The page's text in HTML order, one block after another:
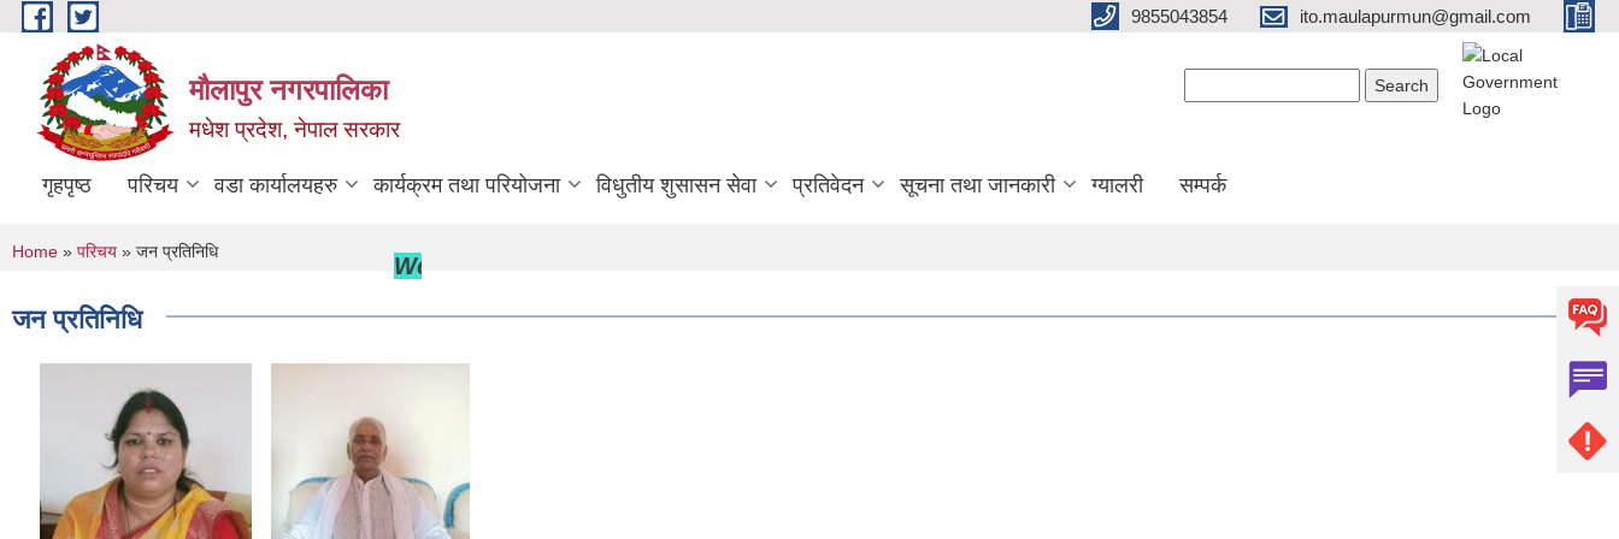
Skip to main content 9855043854 ito.maulapurmun@gmail.com
मौलापुर नगरपालिका
मधेश प्रदेश, नेपाल सरकार
गृहपृष्ठ परिचय वडा कार्यालयहरु कार्यक्रम तथा परियोजना विधुतीय शुसासन सेवा प्रतिवेदन सूचना तथा जानकारी ग्यालरी सम्पर्क
Welcome to Maulapur Municipality
You are here
Home » परिचय » जन प्रतिनिधि
जन प्रतिनिधि